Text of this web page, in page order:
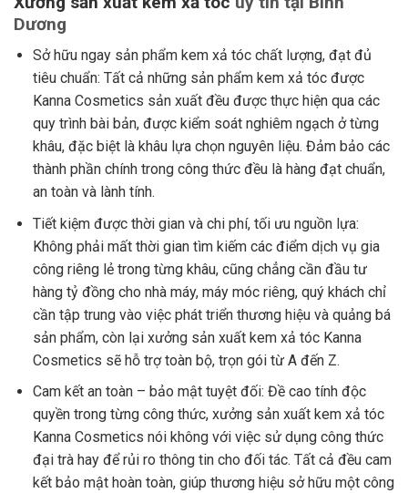
Dương
Sở hữu ngay sản phẩm kem xả tóc chất lượng, đạt đủ
tiêu chuẩn: Tất cả những sản phẩm kem xả tóc được
Kanna Cosmetics sản xuất đều được thực hiện qua các
quy trình bài bản, được kiểm soát nghiêm ngạch ở từng
khâu, đặc biệt là khâu lựa chọn nguyên liệu. Đảm bảo các
thành phần chính trong công thức đều là hàng đạt chuẩn,
an toàn và lành tính.
Tiết kiệm được thời gian và chi phí, tối ưu nguồn lựa:
Không phải mất thời gian tìm kiếm các điểm dịch vụ gia
công riêng lẻ trong từng khâu, cũng chẳng cần đầu tư
hàng tỷ đồng cho nhà máy, máy móc riêng, quý khách chỉ
cần tập trung vào việc phát triển thương hiệu và quảng bá
sản phẩm, còn lại xưởng sản xuất kem xả tócKanna
Cosmetics sẽ hỗ trợ toàn bộ, trọn gói từ A đến Z.
Cam kết an toàn – bảo mật tuyệt đối: Đề cao tính độc
quyền trong từng công thức, xưởng sản xuất kem xả tóc
Kanna Cosmetics nói không với việc sử dụng công thức
đại trà hay để rủi ro thông tin cho đối tác. Tất cả đều cam
kết bảo mật hoàn toàn, giúp thương hiệu sở hữu một công